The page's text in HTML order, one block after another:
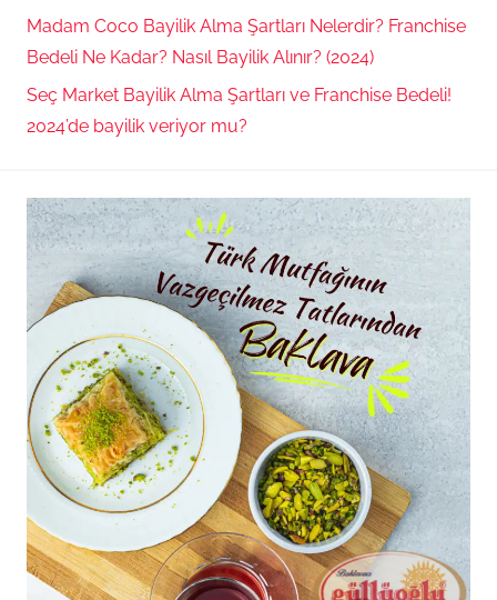
Madam Coco Bayilik Alma Şartları Nelerdir? Franchise
Bedeli Ne Kadar? Nasıl Bayilik Alınır? (2024)
Seç Market Bayilik Alma Şartları ve Franchise Bedeli!
2024’de bayilik veriyor mu?